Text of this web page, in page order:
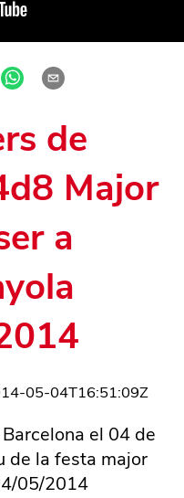
de
Major
a
05-04T16:51:09Z
el 04 de
de la festa major
05/2014